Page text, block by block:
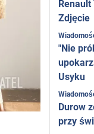
Zdjęcie
"Nie
Usyku
Durow
przy